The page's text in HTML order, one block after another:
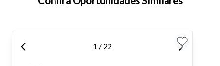
atalhos Ctrl+ (para aumentar) e Ctrl- (para diminuir) no seu
teclado.
1 / 22